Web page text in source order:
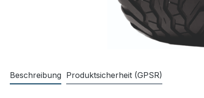
Beschreibung Produktsicherheit (GPSR)